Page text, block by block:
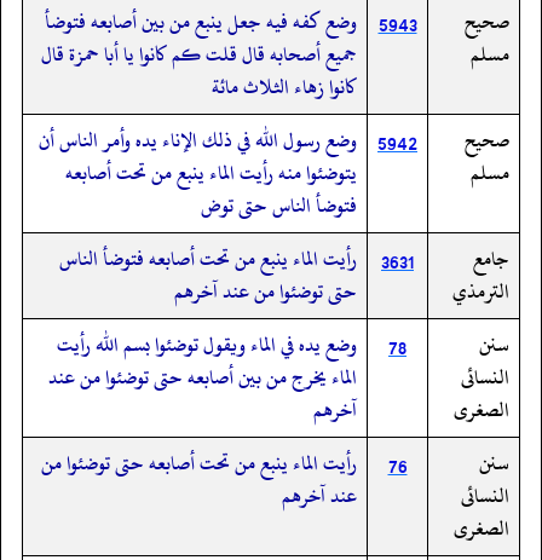
صحيح
مسلم
5943 وضع كفه فيه جعل ينبع من بين أصابعه فتوضأ
جميع أصحابه قال قلت كم كانوا يا أبا حمزة قال
كانوا زهاء الثلاث مائة
صحيح
مسلم
5942 وضع رسول الله في ذلك الإناء يده وأمر الناس أن
يتوضئوا منه رأيت الماء ينبع من تحت أصابعه
فتوضأ الناس حتى توض
جامع
الترمذي
3631
رأيت الماء ينبع من تحت أصابعه فتوضأ الناس
حتى توضئوا من عند آخرهم
سنن
النسائى
الصغرى
78
وضع يده في الماء ويقول توضئوا بسم الله رأيت
الماء يخرج من بين أصابعه حتى توضئوا من عند
آخرهم
سنن
النسائى
الصغرى
76
رأيت الماء ينبع من تحت أصابعه حتى توضئوا من
عند آخرهم